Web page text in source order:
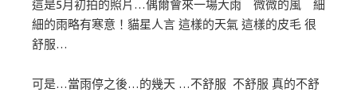
這是5月初拍的照片…偶爾會來一場大雨 微微的風 細
細的雨略有寒意！貓星人言 這樣的天氣 這樣的皮毛 很
舒服…
可是…當雨停之後…的幾天 …不舒服 不舒服 真的不舒